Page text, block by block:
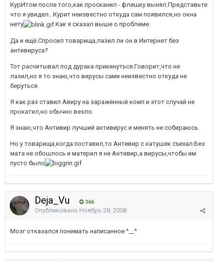
КурИтом после того,как просканил - флешку вынял.Представьте
что я увидел...Курит неизвестно откуда сам появился,но окна
нету
.Как я сказал выше о проблеме.
Да и ещё.Спросил товарища,лазил ли он в Интернет без
антивируса?
Тот расчитывал под дурака прикинуться.Говорит,что не
лазил,но я то знаю,что вирусы сами неизвестно откуда не
беруться.
Я как раз ставил Авиру на заражённый комп и этот случай не
прокатил,но обычно везло.
Я знаю,что Антивир лучший антивирус и менять не собираюсь.
Но у товарища,когда поставил,то Антивир с катушек съехал.Без
мата не обошлось и материл я не Антивир,а вирусы,чтобы им
пусто было
Deja_Vu 366
Опубликовано Ноябрь 28, 2008
Мозг отказался понимать написанное ^__^